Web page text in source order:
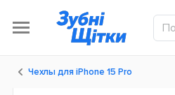
Чехлы для iPhone 15 Pro